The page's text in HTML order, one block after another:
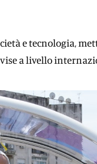
e tecnologia,
a livello